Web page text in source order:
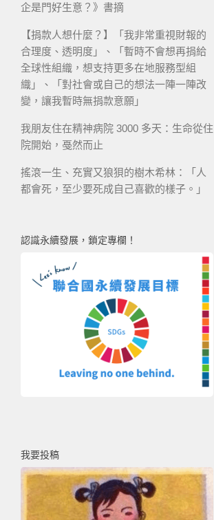
企是門好生意？》書摘
【捐款人想什麼？】「我非常重視財報的
合理度、透明度」、「暫時不會想再捐給
全球性組織，想支持更多在地服務型組
織」、「對社會或自己的想法一陣一陣改
變，讓我暫時無捐款意願」
我朋友住在精神病院 3000 多天：生命從住
院開始，戞然而止
搖滾一生、充實又狼狽的樹木希林：「人
都會死，至少要死成自己喜歡的樣子。」
認識永續發展，鎖定專欄！
我要投稿